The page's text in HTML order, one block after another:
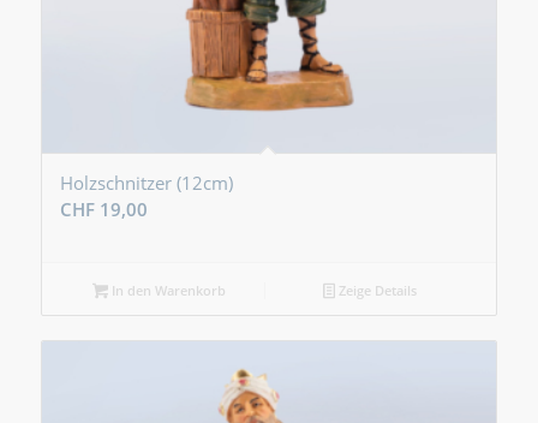
Holzschnitzer (12cm)
CHF19,00
In den Warenkorb Zeige Details